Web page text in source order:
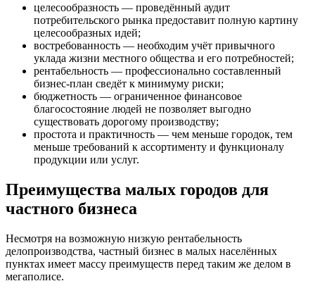
целесообразность — проведённый аудит
потребительского рынка предоставит полную картину
целесообразных идей;
востребованность — необходим учёт привычного
уклада жизни местного общества и его потребностей;
рентабельность — профессионально составленный
бизнес-план сведёт к минимуму риски;
бюджетность — ограниченное финансовое
благосостояние людей не позволяет выгодно
существовать дорогому производству;
простота и практичность — чем меньше городок, тем
меньше требований к ассортименту и функционалу
продукции или услуг.
Преимущества малых городов для
частного бизнеса
Несмотря на возможную низкую рентабельность
делопроизводства, частный бизнес в малых населённых
пунктах имеет массу преимуществ перед таким же делом в
мегаполисе.